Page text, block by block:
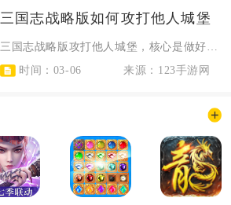
三国志战略版如何攻打他人城堡
时间：03-06
来源：123手游网